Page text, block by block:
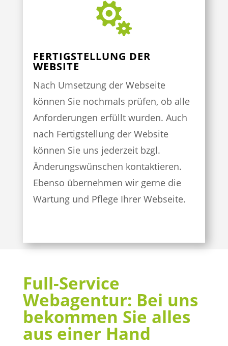

FERTIGSTELLUNG DER
WEBSITE
Nach Umsetzung der Webseite
können Sie nochmals prüfen, ob alle
Anforderungen erfüllt wurden. Auch
nach Fertigstellung der Website
können Sie uns jederzeit bzgl.
Änderungswünschen kontaktieren.
Ebenso übernehmen wir gerne die
Wartung und Pflege Ihrer Webseite.
Full-Service
Webagentur: Bei uns
bekommen Sie alles
aus einer Hand